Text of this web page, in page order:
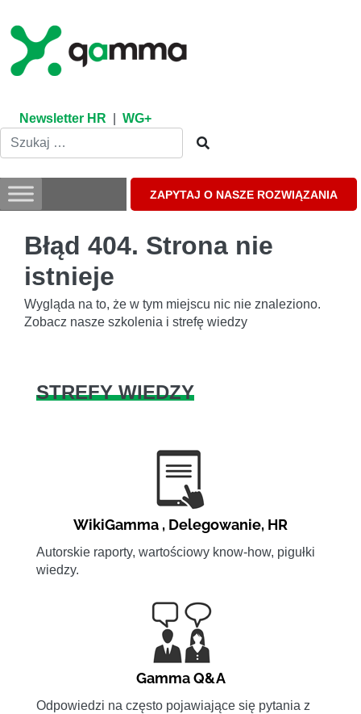
content
Newsletter HR WG+
ZAPYTAJ O NASZE ROZWIĄZANIA
Błąd 404. Strona nie
istnieje
Wygląda na to, że w tym miejscu nic nie znaleziono.
Zobacz nasze szkolenia i strefę wiedzy
STREFY WIEDZY
WikiGamma , Delegowanie, HR
Autorskie raporty, wartościowy know-how, pigułki
wiedzy.
Gamma Q&A
Odpowiedzi na często pojawiające się pytania z